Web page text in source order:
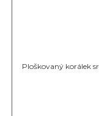
Ploškovaný korálek